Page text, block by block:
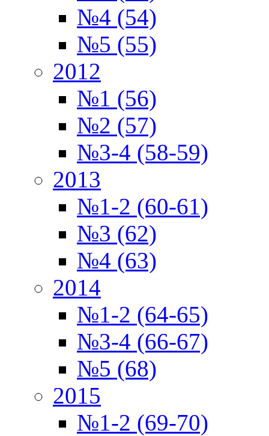
№4 (54)
№5 (55)
2012
№1 (56)
№2 (57)
№3-4 (58-59)
2013
№1-2 (60-61)
№3 (62)
№4 (63)
2014
№1-2 (64-65)
№3-4 (66-67)
№5 (68)
2015
№1-2 (69-70)